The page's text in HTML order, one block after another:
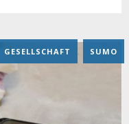
GESELLSCHAFT , SUMO